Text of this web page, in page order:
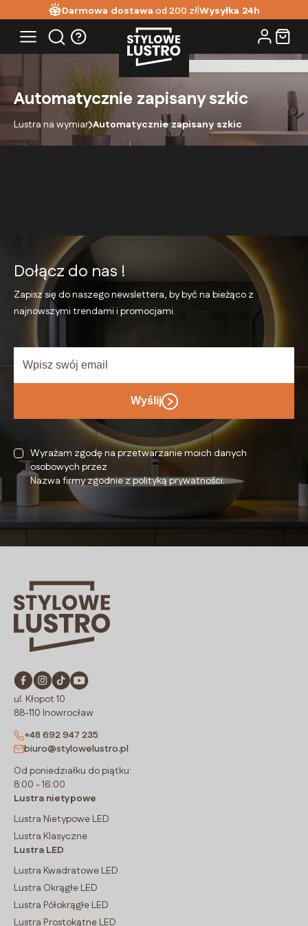
Darmowa dostawa od 200 zł|Wysyłka 24h
Automatycznie zapisany szkic
Lustra na wymiar Automatycznie zapisany szkic
Dołącz do nas !
Zapisz się do naszego newslettera, by być na bieżąco z
najnowszymi trendami i promocjami.
Wyślij
Wyrażam zgodę na przetwarzanie moich danych
osobowych przez
Nazwa firmy zgodnie z polityką prywatności.
ul. Kłopot 10
88-110 Inowrocław
+48 692 947 235
biuro@stylowelustro.pl
Od poniedziałku do piątku:
8:00 - 16:00
Lustra nietypowe
Lustra Nietypowe LED
Lustra Klasyczne
Lustra LED
Lustra Kwadratowe LED
Lustra Okrągłe LED
Lustra Półokrągłe LED
Lustra Prostokątne LED